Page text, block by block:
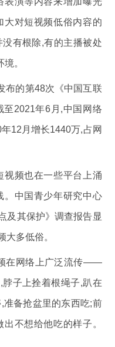
大对短视频低俗内容的
有根除,有的主播被处
。
布的第48次《中国互联
至2021年6月,中国网络
12月增长1440万,占网
视频也在一些平台上涌
。中国青少年研究中心
及其保护》调查报告显
大多低俗。
在网络上广泛流传——
子上拴着根绳子,趴在
准备抢盆里的东西吃;前
不想给他吃的样子。